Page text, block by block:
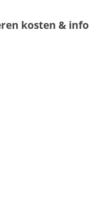
kosten & info